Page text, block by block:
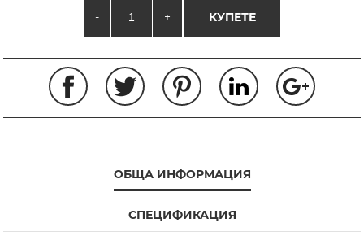
- + КУПЕТЕ
ОБЩА ИНФОРМАЦИЯ
СПЕЦИФИКАЦИЯ